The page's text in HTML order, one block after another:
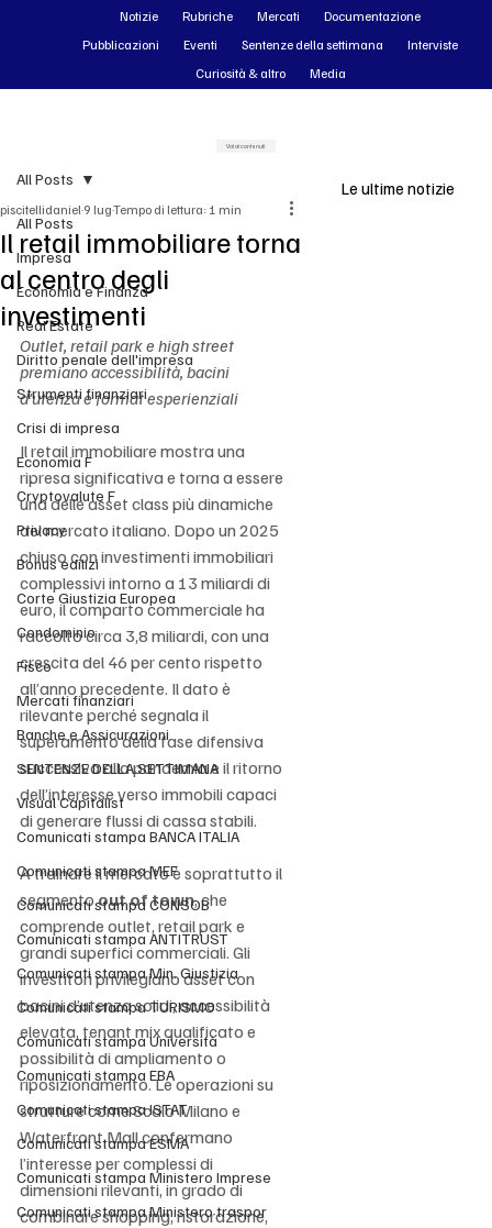
All Posts
Impresa
Economia e Finanza
Real Estate
Diritto penale dell'impresa
Strumenti finanziari
Crisi di impresa
Economia F
Cryptovalute F
Privacy
Bonus edilizi
Corte Giustizia Europea
Condominio
Fisco
Mercati finanziari
Banche e Assicurazioni
SENTENZE DELLA SETTIMANA
Visual Capitalist
Comunicati stampa BANCA ITALIA
Comunicati stampa MEF
Comunicati stampa CONSOB
Comunicati stampa ANTITRUST
Comunicati stampa Min. Giustizia
Comunicati stampa TURISMO
Comunicati stampa Università
Comunicati stampa EBA
Comunicati stampa ISTAT
Comunicati stampa ESMA
Comunicati stampa Ministero Imprese
Comunicati stampa Ministero traspor
All Posts
Il retail immobiliare torna
al centro degli
investimenti
piscitellidaniel 9 lugTempo di lettura: 1 min
Outlet, retail park e high street
premiano accessibilità, bacini
d’utenza e format esperienziali
Il retail immobiliare mostra una
ripresa significativa e torna a essere
una delle asset class più dinamiche
del mercato italiano. Dopo un 2025
chiuso con investimenti immobiliari
complessivi intorno a 13 miliardi di
euro, il comparto commerciale ha
raccolto circa 3,8 miliardi, con una
crescita del 46 per cento rispetto
all’anno precedente. Il dato è
rilevante perché segnala il
superamento della fase difensiva
successiva alla pandemia e il ritorno
dell’interesse verso immobili capaci
di generare flussi di cassa stabili.
A trainare il mercato è soprattutto il
segmento out of town, che
comprende outlet, retail park e
grandi superfici commerciali. Gli
investitori privilegiano asset con
bacini d’utenza solidi, accessibilità
elevata, tenant mix qualificato e
possibilità di ampliamento o
riposizionamento. Le operazioni su
strutture come Scalo Milano e
Waterfront Mall confermano
l’interesse per complessi di
dimensioni rilevanti, in grado di
combinare shopping, ristorazione,
Le ultime notizie
Notizie Rubriche Mercati
Documentazione
Pubblicazioni
Eventi Sentenze della settimana
Interviste
Curiosità & altro
Media
Vai ai contenuti